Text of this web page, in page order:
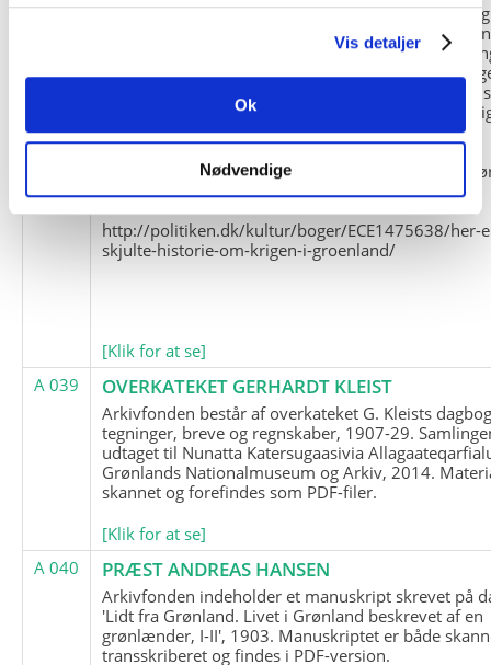
Vis detaljer
Ok
Nødvendige
og Marius Jensen som medlem. Marius Jensens
befinder sig i Militärhistorisches Museum i Dresden
(Tyskland). Kopierne af Friedrich Littmanns
klausuleret iht. aftalen med giveren og Franz
Kontakt venligst Arktisk Instituts ledelse i
brugen af materialet til studie- og
formål.
Nedenunder findes et link til en presseartikel
historien om Nordøstgrønlands Slædepatrulje:
http://politiken.dk/kultur/boger/ECE1475638/her-
skjulte-historie-om-krigen-i-groenland/
[Klik for at se]
A 039
OVERKATEKET GERHARDT KLEIST
Arkivfonden består af overkateket G. Kleists
tegninger, breve og regnskaber, 1907-29.
udtaget til Nunatta Katersugaasivia
Grønlands Nationalmuseum og Arkiv, 2014.
skannet og forefindes som PDF-filer.
[Klik for at se]
A 040
PRÆST ANDREAS HANSEN
Arkivfonden indeholder et manuskript skrevet på
'Lidt fra Grønland. Livet i Grønland beskrevet af en
grønlænder, I-II', 1903. Manuskriptet er både
transskriberet og findes i PDF-version.